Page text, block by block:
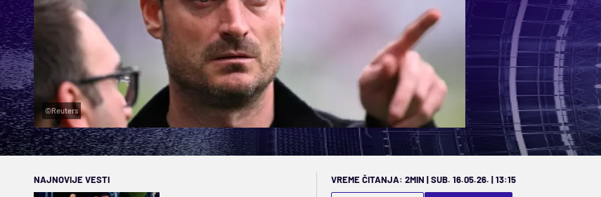
©Reuters
NAJNOVIJE VESTI VREME ČITANJA: 2MIN | SUB. 16.05.26. | 13:15